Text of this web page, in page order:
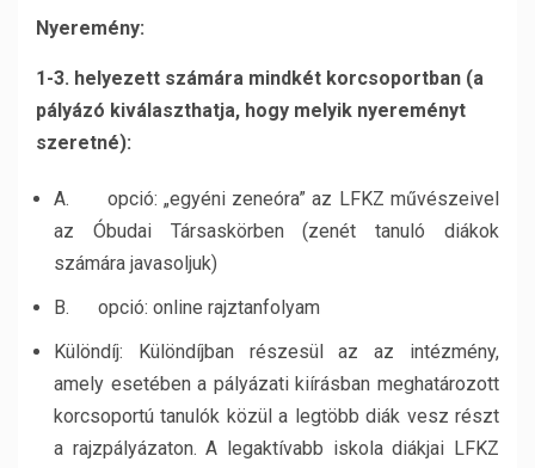
Nyeremény:
1-3. helyezett számára mindkét korcsoportban (a
pályázó kiválaszthatja, hogy melyik nyereményt
szeretné):
A. opció: „egyéni zeneóra” az LFKZ művészeivel
az Óbudai Társaskörben (zenét tanuló diákok
számára javasoljuk)
B. opció: online rajztanfolyam
Különdíj: Különdíjban részesül az az intézmény,
amely esetében a pályázati kiírásban meghatározott
korcsoportú tanulók közül a legtöbb diák vesz részt
a rajzpályázaton. A legaktívabb iskola diákjai LFKZ